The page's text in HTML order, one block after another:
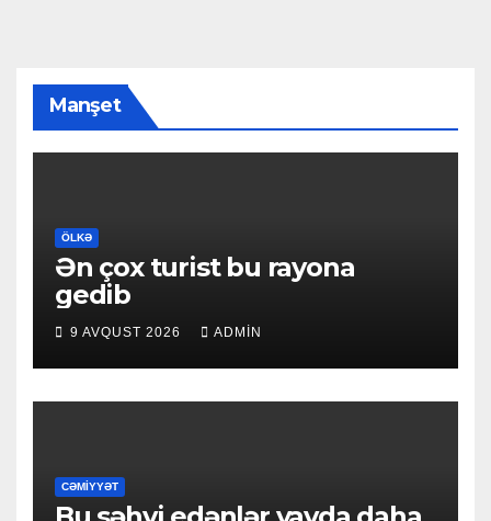
Manşet
ÖLKƏ
Ən çox turist bu rayona
gedib
9 AVQUST 2026 ADMIN
CƏMIYYƏT